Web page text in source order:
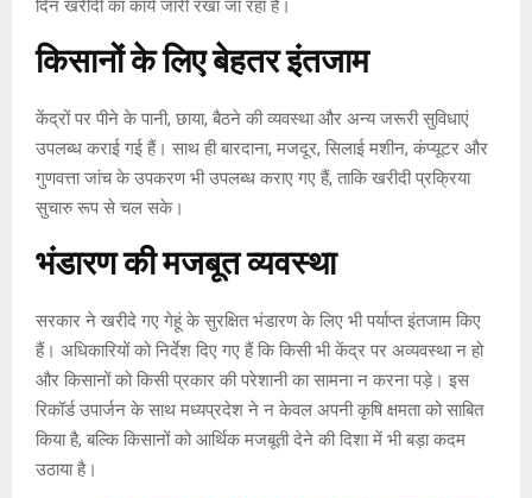
दिन खरीदी का कार्य जारी रखा जा रहा है।
किसानों के लिए बेहतर इंतजाम
केंद्रों पर पीने के पानी, छाया, बैठने की व्यवस्था और अन्य जरूरी सुविधाएं
उपलब्ध कराई गई हैं। साथ ही बारदाना, मजदूर, सिलाई मशीन, कंप्यूटर और
गुणवत्ता जांच के उपकरण भी उपलब्ध कराए गए हैं, ताकि खरीदी प्रक्रिया
सुचारु रूप से चल सके।
भंडारण की मजबूत व्यवस्था
सरकार ने खरीदे गए गेहूं के सुरक्षित भंडारण के लिए भी पर्याप्त इंतजाम किए
हैं। अधिकारियों को निर्देश दिए गए हैं कि किसी भी केंद्र पर अव्यवस्था न हो
और किसानों को किसी प्रकार की परेशानी का सामना न करना पड़े। इस
रिकॉर्ड उपार्जन के साथ मध्यप्रदेश ने न केवल अपनी कृषि क्षमता को साबित
किया है, बल्कि किसानों को आर्थिक मजबूती देने की दिशा में भी बड़ा कदम
उठाया है।